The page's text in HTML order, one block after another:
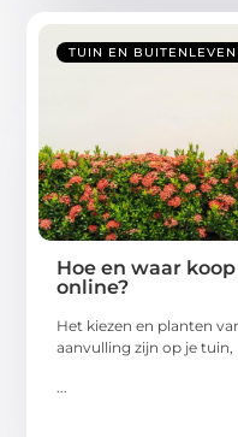
TUIN EN BUITENLEVEN
Hoe en waar
online?
Het kiezen en planten
aanvulling zijn op je tuin,